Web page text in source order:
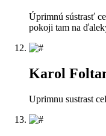
Úprimnú sústrasť
pokoji tam na
Karol
Uprimnu sustrast